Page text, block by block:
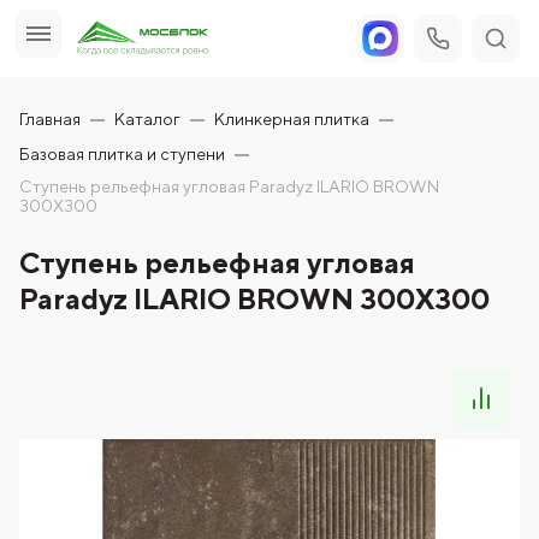
Главная Каталог
Клинкерная плитка
Базовая плитка и ступени
Ступень рельефная угловая Paradyz ILARIO BROWN
300X300
Ступень рельефная угловая
Paradyz ILARIO BROWN 300X300